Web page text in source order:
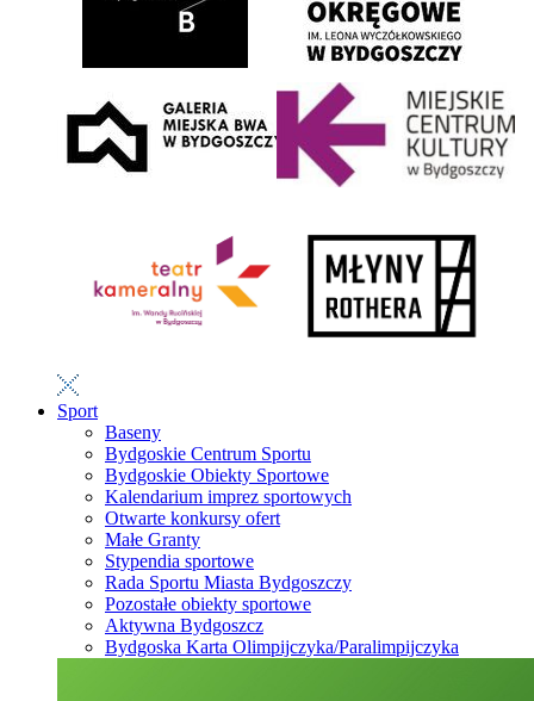
Sport
Baseny
Bydgoskie Centrum Sportu
Bydgoskie Obiekty Sportowe
Kalendarium imprez sportowych
Otwarte konkursy ofert
Małe Granty
Stypendia sportowe
Rada Sportu Miasta Bydgoszczy
Pozostałe obiekty sportowe
Aktywna Bydgoszcz
Bydgoska Karta Olimpijczyka/Paralimpijczyka